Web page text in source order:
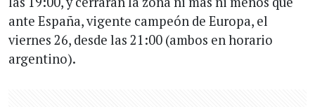
ante España, vigente campeón de Europa, el
viernes 26, desde las 21:00 (ambos en horario
argentino).